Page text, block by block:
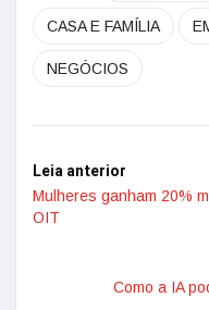
CASA E FAMÍLIA
NEGÓCIOS
Leia anterior
Mulheres ganham 20%
OIT
Como a IA